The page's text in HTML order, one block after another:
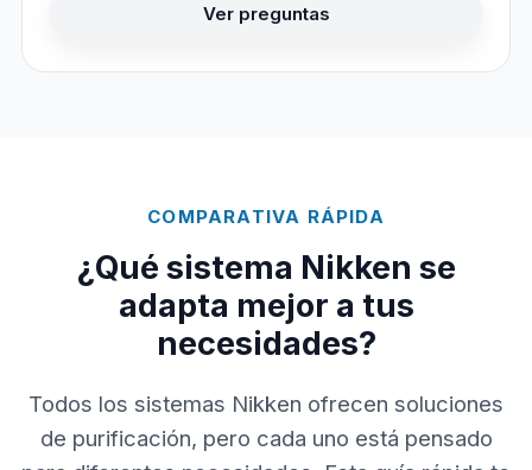
Ver preguntas
COMPARATIVA RÁPIDA
¿Qué sistema Nikken se
adapta mejor a tus
necesidades?
Todos los sistemas Nikken ofrecen soluciones
de purificación, pero cada uno está pensado